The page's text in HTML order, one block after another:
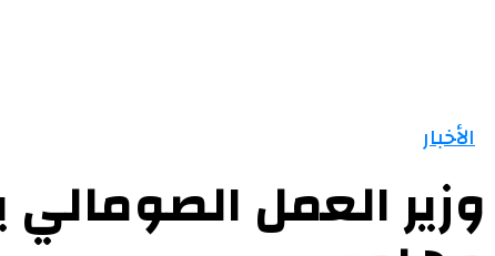
الأخبار
وزير العمل